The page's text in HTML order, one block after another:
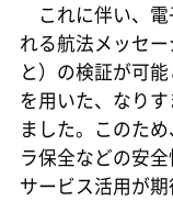
これに伴い、電
れる航法メッセ
と）の検証が可
を用いた、なり
ました。このた
ラ保全などの安
サービス活用が期